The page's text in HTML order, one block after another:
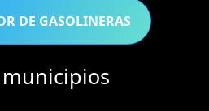
DE GASOLINERAS